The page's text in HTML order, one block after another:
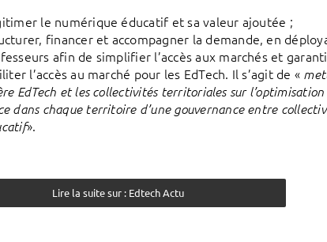
le numérique éducatif et sa valeur ajoutée ;
financer et accompagner la demande, en
afin de simplifier l’accès aux marchés et
l’accès au marché pour les EdTech. Il s’agit de «
EdTech et les collectivités territoriales sur l’optimisation
dans chaque territoire d’une gouvernance entre
».
Lire la suite sur : Edtech Actu